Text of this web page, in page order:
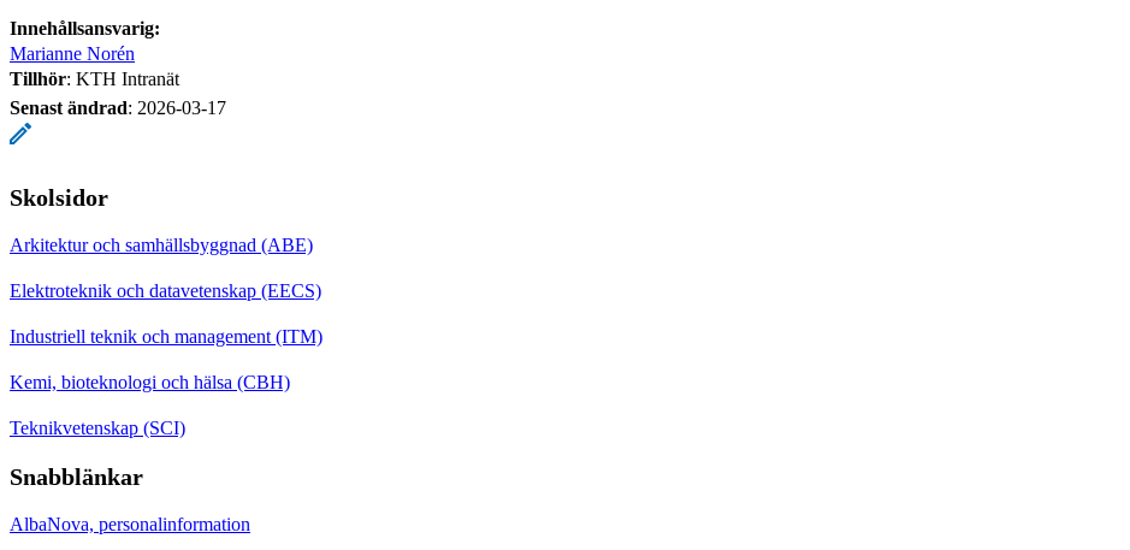
Innehållsansvarig:
Marianne Norén
Tillhör: KTH Intranät
Senast ändrad: 2026-03-17
Skolsidor
Arkitektur och samhällsbyggnad (ABE)
Elektroteknik och datavetenskap (EECS)
Industriell teknik och management (ITM)
Kemi, bioteknologi och hälsa (CBH)
Teknikvetenskap (SCI)
Snabblänkar
AlbaNova, personalinformation